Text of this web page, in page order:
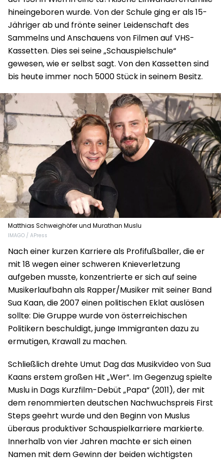
hineingeboren wurde. Von der Schule ging er als 15-
Jähriger ab und frönte seiner Leidenschaft des
Sammelns und Anschauens von Filmen auf VHS-
Kassetten. Dies sei seine „Schauspielschule“
gewesen, wie er selbst sagt. Von den Kassetten sind
bis heute immer noch 5000 Stück in seinem Besitz.
Matthias Schweighöfer und Murathan Muslu
IMAGO / APress
Nach einer kurzen Karriere als Profifußballer, die er
mit 18 wegen einer schweren Knieverletzung
aufgeben musste, konzentrierte er sich auf seine
Musikerlaufbahn als Rapper/Musiker mit seiner Band
Sua Kaan, die 2007 einen politischen Eklat auslösen
sollte: Die Gruppe wurde von österreichischen
Politikern beschuldigt, junge Immigranten dazu zu
ermutigen, Krawall zu machen.
Schließlich drehte Umut Dag das Musikvideo von Sua
Kaans erstem großen Hit „Wer“. Im Gegenzug spielte
Muslu in Dags Kurzfilm-Debüt „Papa“ (2011), der mit
dem renommierten deutschen Nachwuchspreis First
Steps geehrt wurde und den Beginn von Muslus
überaus produktiver Schauspielkarriere markierte.
Innerhalb von vier Jahren machte er sich einen
Namen mit dem Gewinn der beiden wichtigsten